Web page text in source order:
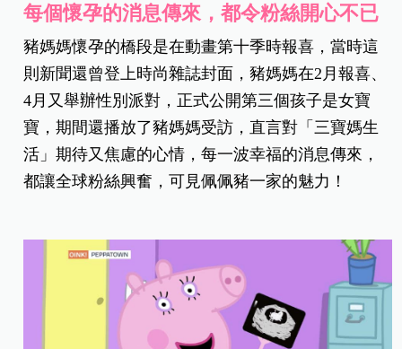
每個懷孕的消息傳來，都令粉絲開心不已
豬媽媽懷孕的橋段是在動畫第十季時報喜，當時這
則新聞還曾登上時尚雜誌封面，豬媽媽在2月報喜、
4月又舉辦性別派對，正式公開第三個孩子是女寶
寶，期間還播放了豬媽媽受訪，直言對「三寶媽生
活」期待又焦慮的心情，每一波幸福的消息傳來，
都讓全球粉絲興奮，可見佩佩豬一家的魅力！